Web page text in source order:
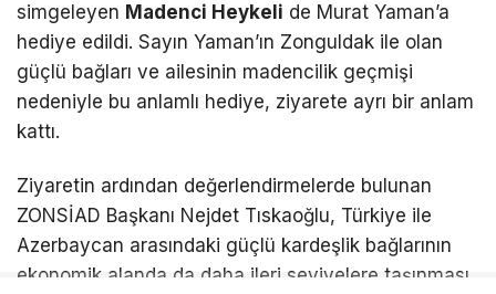
simgeleyen Madenci Heykeli de Murat Yaman’a
hediye edildi. Sayın Yaman’ın Zonguldak ile olan
güçlü bağları ve ailesinin madencilik geçmişi
nedeniyle bu anlamlı hediye, ziyarete ayrı bir anlam
kattı.
Ziyaretin ardından değerlendirmelerde bulunan
ZONSİAD Başkanı Nejdet Tıskaoğlu, Türkiye ile
Azerbaycan arasındaki güçlü kardeşlik bağlarının
ekonomik alanda da daha ileri seviyelere taşınması